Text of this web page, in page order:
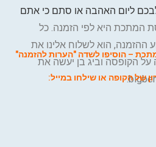
ליום האהבה או סתם כי אתם
המתכת היא לפי הזמנה. כל
ההזמנה, הוא לשלוח אלינו את
הקופסה וביג בן יעשה את
– הוסיפו לשדה "הערות להזמנה"
של הקופה או שילחו במייל: